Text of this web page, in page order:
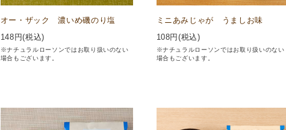
オー・ザック 濃いめ磯のり塩
148 円(税込)
※ナチュラルローソンではお取り扱いのない
場合もございます。
ミニあみじゃが うましお味
108円(税込)
※ナチュラルローソンではお取り扱いのない
場合もございます。